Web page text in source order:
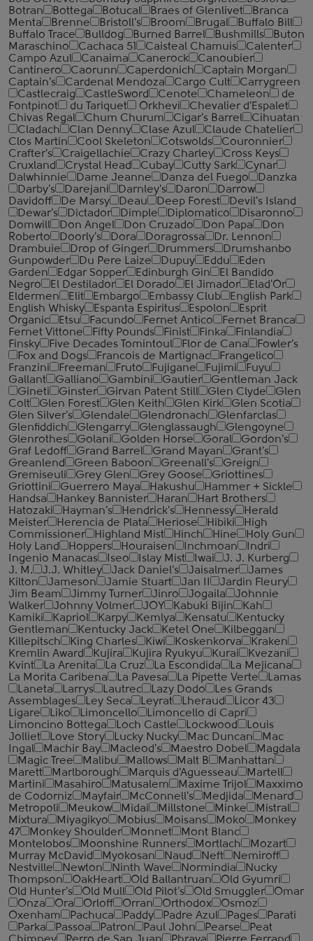
Botran
Bottega Botucal Braes of Glenlivet
Branca
Menta
Brenne Bristoll's Broom Brugal
Buffalo Bill
Buffalo Trace
Bulldog Burned Barrel Bushmills
Buton
Maraschino
Cachaca 51 Caisteal Chamuis
Calenter
Campo Azul
Canaima Canerock
Canoubier
Cantinero
Caorunn Caperdonich
Captain Morgan
Captain's
Cardenal Mendoza Cargo Cult
Carrygreen
Castlecraig
CastleSword Cenote Chameleon
de
Fontpinot
du Tariquet Orkhevi
Chevalier d'Espalet
Chivas Regal
Chum Churum Cigar's Barrel
Cihuatan
Cladach
Clan Denny Clase Azul
Claude Chatelier
Clos Martin
Cool Skeleton Cotswolds
Couronnier
Crafter's
Craigellachie Crazy Charley
Cross Keys
Cruxland
Crystal Head Cubay Cutty Sark
Cynar
Dalwhinnie
Dame Jeanne Danza del Fuego
Danzka
Darby's
Darejani Darnley's Daron
Darrow
Davidoff
De Marsy Deau Deep Forest
Devil's Island
Dewar's
Dictador Dimple Diplomatico
Disaronno
Domwill
Don Angel Don Cruzado Don Papa
Don
Roberto
Doorly's Dora Doragrossa
Dr. Lennon
Drambuie
Drop of Ginger Drummers
Drumshanbo
Gunpowder
Du Pere Laize Dupuy Eddu
Eden
Garden
Edgar Sopper Edinburgh Gin
El Bandido
Negro
El Destilador El Dorado El Jimador
Elad'Or
Eldermen
Elit Embargo Embassy Club
English Park
English Whisky
Espanta Espiritus Espolon
Esprit
Organic
Etsu Facundo Fernet Antico
Fernet Branca
Fernet Vittone
Fifty Pounds Finist Finka
Finlandia
Finsky
Five Decades Tomintoul Flor de Cana
Fowler's
Fox and Dogs
Francois de Martignac
Frangelico
Franzini
Freeman Fruto Fujigane Fujimi
Fuyu
Gallant
Galliano Gambini Gautier
Gentleman Jack
Gineti
Ginster Girvan Patent Still Glen Clyde
Glen
Colt
Glen Forest Glen Keith Glen Kirk
Glen Scotia
Glen Silver's
Glendale Glendronach
Glenfarclas
Glenfiddich
Glengarry Glenglassaugh
Glengoyne
Glenrothes
Golani Golden Horse Goral
Gordon's
Graf Ledoff
Grand Barrel Grand Mayan
Grant's
Greanlend
Green Baboon Greenall's
Greign
Gremiseuli
Grey Glen Grey Goose
Griottines
Griottini
Guerrero Maya Hakushu
Hammer + Sickle
Handsa
Hankey Bannister Haran
Hart Brothers
Hatozaki
Hayman's Hendrick's Hennessy
Herald
Meister
Herencia de Plata Heriose Hibiki
High
Commissioner
Highland Mist Hinch Hine
Holy Gun
Holy Land
Hoppers Houraisen Inchmoan
Indri
Ingenio Manacas
Iseo Islay Mist Iwai
J. J. Kurberg
J. M.
J.J. Whitley Jack Daniel's Jaisalmer
James
Kilton
Jameson Jamie Stuart Jan II
Jardin Fleury
Jim Beam
Jimmy Turner Jinro Jogaila
Johnnie
Walker
Johnny Volmer JOY Kabuki Bijin
Kah
Kamiki
Kapriol Karpy Kemlya Kensatu
Kentucky
Gentleman
Kentucky Jack Ketel One
Kilbeggan
Killepitsch
King Charles Kiwi Koskenkorva
Kraken
Kremlin Award
Kujira Kujira Ryukyu Kurai
Kvezani
Kvint
La Arenita La Cruz La Escondida
La Mejicana
La Morita Caribena
La Pavesa La Pipette Verte
Lamas
Laneta
Larrys Lautrec Lazy Dodo
Les Grands
Assemblages
Ley Seca Leyrat Lheraud
Licor 43
Ligare
Liko Limoncello
Limoncello di Capri
Limoncino Bottega
Loch Castle Lockwood
Louis
Jolliet
Love Story Lucky Nucky Mac Duncan
Mac
Ingal
Machir Bay Macleod's Maestro Dobel
Magdala
Magic Tree
Malibu Mallows Malt B
Manhattan
Marett
Marlborough Marquis d'Aguesseau
Martell
Martini
Masahiro Matusalem Maxime Trijol
Maxximo
de Codorniz
Mayfair McConnell's Medjida
Menard
Metropoli
Meukow Midai Millstone Minke
Mistral
Mixtura
Miyagikyo Mobius Moisans Moko
Monkey
47
Monkey Shoulder Monnet
Mont Blanc
Montelobos
Moonshine Runners Mortlach
Mozart
Murray McDavid
Myokosan Naud Neft
Nemiroff
Nestville
Newton Ninth Wave Normindia
Nucky
Thompson
OakHeart Old Ballantruan
Old Gyumri
Old Hunter's
Old Mull Old Pilot's Old Smuggler
Omar
Onza
Ora Orloff Orran Orthodox
Osmoz
Oxenham
Pachuca Paddy Padre Azul Pages
Parati
Parka
Passoa Patron Paul John Pearse
Peat